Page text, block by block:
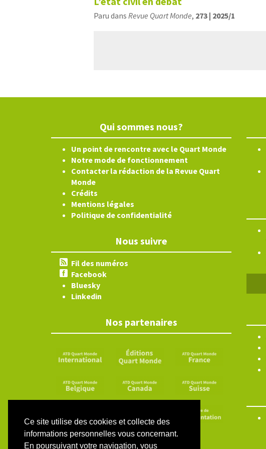
Ce site utilise des cookies et collecte des
informations personnelles vous concernant.
En poursuivant votre navigation, vous
Paru dans Revue Quart Monde, 273 | 2025/1
Qui sommes nous?
Un point de rencontre avec le Quart Monde
Notre mode de fonctionnement
Contacter la rédaction de la Revue Quart
Monde
Crédits
Mentions légales
Politique de confidentialité
Nous suivre
Fil des numéros
Facebook
Bluesky
Linkedin
Nos partenaires